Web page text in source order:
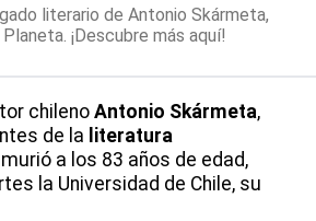
literario de Antonio Skármeta,
¡Descubre más aquí!
chileno Antonio Skármeta,
de la literatura
a los 83 años de edad,
la Universidad de Chile, su